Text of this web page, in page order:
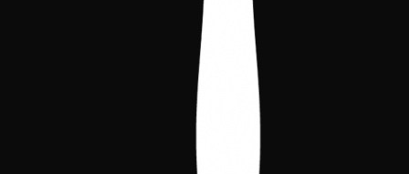
los socios recibirán un pack de
bienvenida como agradecimiento.
Con la cuota de
, además, se
recibirá una copia adicional de cada
promo repartida en los torneos
patrocinados por el Cónclave (excepto
inscripción hasta el 31 de diciembre.